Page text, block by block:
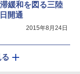
緩和を図る三陸
開通
2015年8月24日